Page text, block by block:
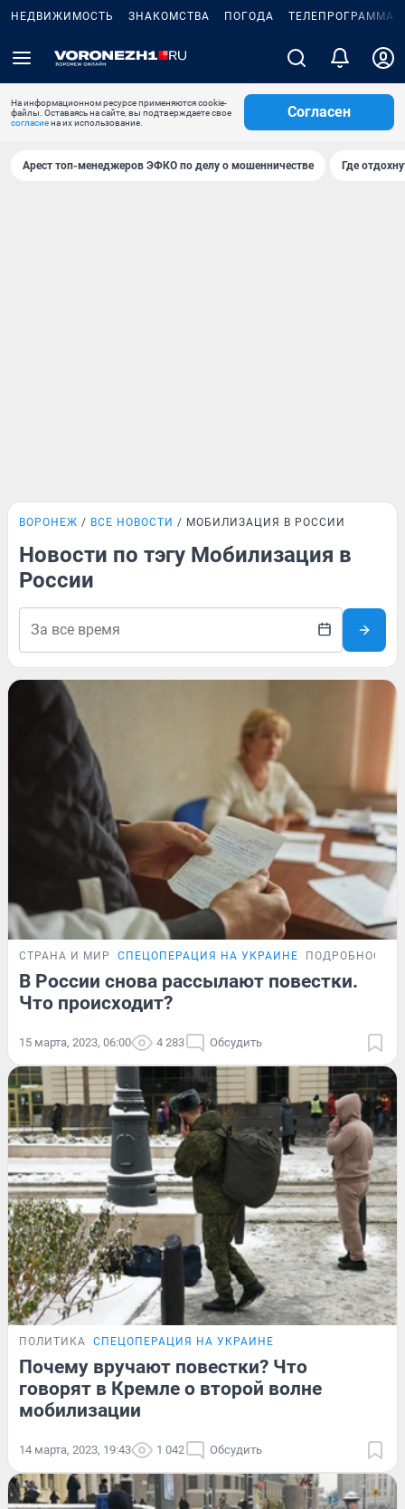
НЕДВИЖИМОСТЬ ЗНАКОМСТВА ПОГОДА ТЕЛЕПРОГРАММА
На информационном ресурсе применяются cookie-
файлы. Оставаясь на сайте, вы подтверждаете свое
согласиена их использование.
Согласен
Арест топ-менеджеров ЭФКО по делу о мошенничестве Где
ВОРОНЕЖ ВСЕ НОВОСТИ МОБИЛИЗАЦИЯ В РОССИИ
Новости по тэгу Мобилизация в
России
СТРАНА И МИР СПЕЦОПЕРАЦИЯ НА УКРАИНЕ ПОДРОБНОСТИ
В России снова рассылают повестки.
Что происходит?
15 марта, 2023, 06:00 4 283 Обсудить
ПОЛИТИКА СПЕЦОПЕРАЦИЯ НА УКРАИНЕ
Почему вручают повестки? Что
говорят в Кремле о второй волне
мобилизации
14 марта, 2023, 19:43 1 042 Обсудить